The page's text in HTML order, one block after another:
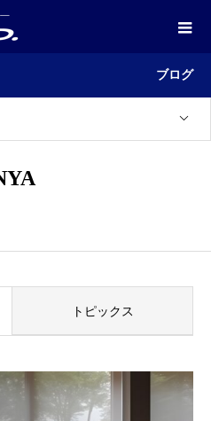
ブログ
トピックス